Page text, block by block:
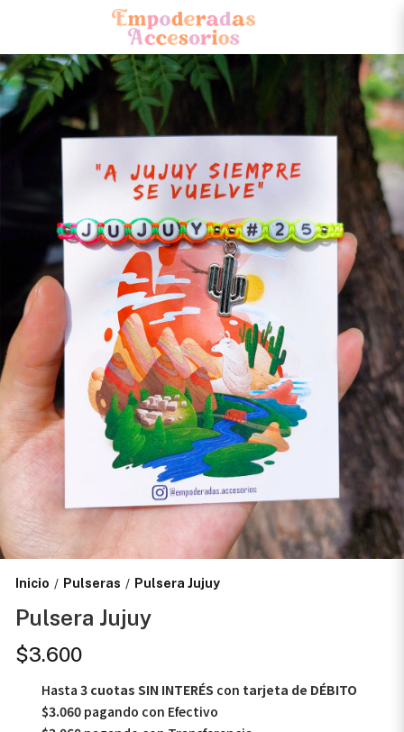
Inicio / Pulseras / Pulsera Jujuy
Pulsera Jujuy
$3.600
Hasta 3 cuotas SIN INTERÉS con tarjeta de DÉBITO
$3.060pagando con Efectivo